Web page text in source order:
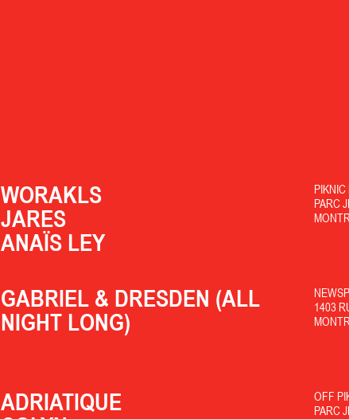
WORAKLS
JARES
ANAÏS LEY
PARC
GABRIEL & DRESDEN (ALL
NIGHT LONG)
1403
ADRIATIQUE
OFF
PARC